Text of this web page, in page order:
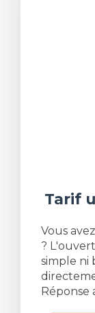
Tarif
Vous
?
simple ni
Réponse